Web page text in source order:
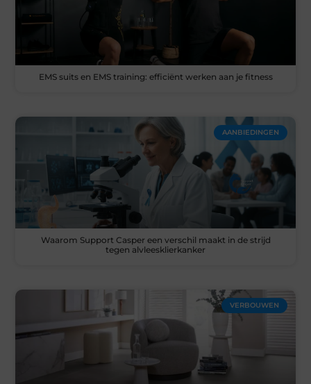
EMS suits en EMS training: efficiënt werken aan je fitness
AANBIEDINGEN
Waarom Support Casper een verschil maakt in de strijd
tegen alvleesklierkanker
VERBOUWEN